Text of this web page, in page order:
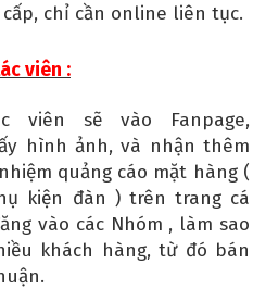
chỉ cần online liên tục.
viên :
viên sẽ vào Fanpage,
hình ảnh, và nhận thêm
quảng cáo mặt hàng (
kiện đàn ) trên trang cá
vào các Nhóm , làm sao
khách hàng, từ đó bán